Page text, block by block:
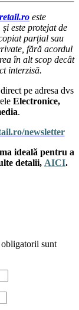
este
și este protejat de
parțial sau
fără acordul
în alt scop decât
interzisă.
pe adresa dvs
Electronice,
.
newsletter
ideală pentru a
detalii, AICI.
sunt